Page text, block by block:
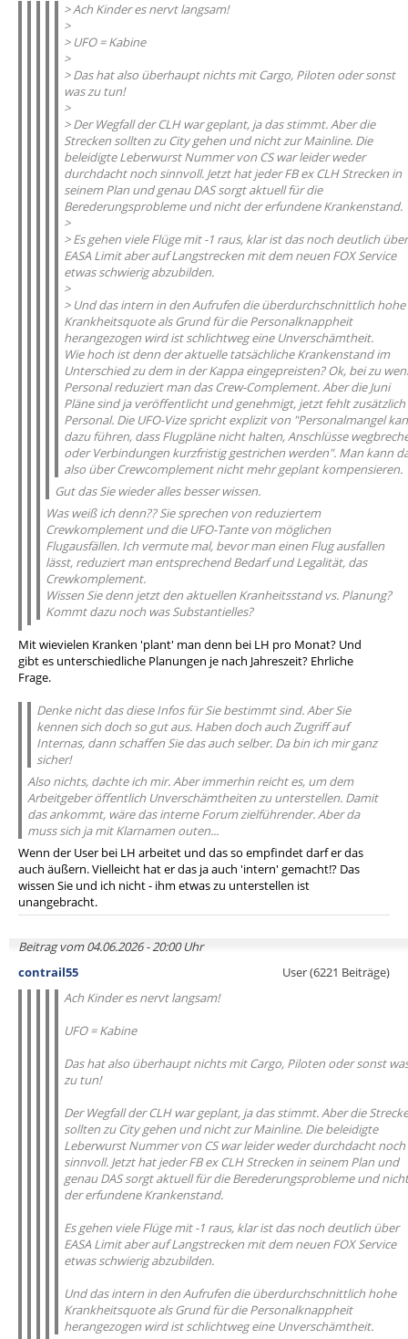
> Ach Kinder es nervt langsam!
>
> UFO = Kabine
>
> Das hat also überhaupt nichts mit Cargo, Piloten oder sonst
was zu tun!
>
> Der Wegfall der CLH war geplant, ja das stimmt. Aber die
Strecken sollten zu City gehen und nicht zur Mainline. Die
beleidigte Leberwurst Nummer von CS war leider weder
durchdacht noch sinnvoll. Jetzt hat jeder FB ex CLH Strecken in
seinem Plan und genau DAS sorgt aktuell für die
Berederungsprobleme und nicht der erfundene Krankenstand.
>
> Es gehen viele Flüge mit -1 raus, klar ist das noch deutlich über
EASA Limit aber auf Langstrecken mit dem neuen FOX Service
etwas schwierig abzubilden.
>
> Und das intern in den Aufrufen die überdurchschnittlich hohe
Krankheitsquote als Grund für die Personalknappheit
herangezogen wird ist schlichtweg eine Unverschämtheit.
Wie hoch ist denn der aktuelle tatsächliche Krankenstand im
Unterschied zu dem in der Kappa eingepreisten? Ok, bei zu
Personal reduziert man das Crew-Complement. Aber die Juni
Pläne sind ja veröffentlicht und genehmigt, jetzt fehlt zusätzlich
Personal. Die UFO-Vize spricht explizit von "Personalmangel
dazu führen, dass Flugpläne nicht halten, Anschlüsse
oder Verbindungen kurzfristig gestrichen werden". Man kann
also über Crewcomplement nicht mehr geplant kompensieren.
Gut das Sie wieder alles besser wissen.
Was weiß ich denn?? Sie sprechen von reduziertem
Crewkomplement und die UFO-Tante von möglichen
Flugausfällen. Ich vermute mal, bevor man einen Flug ausfallen
lässt, reduziert man entsprechend Bedarf und Legalität, das
Crewkomplement.
Wissen Sie denn jetzt den aktuellen Kranheitsstand vs. Planung?
Kommt dazu noch was Substantielles?
Mit wievielen Kranken 'plant' man denn bei LH pro Monat? Und
gibt es unterschiedliche Planungen je nach Jahreszeit? Ehrliche
Frage.
Denke nicht das diese Infos für Sie bestimmt sind. Aber Sie
kennen sich doch so gut aus. Haben doch auch Zugriff auf
Internas, dann schaffen Sie das auch selber. Da bin ich mir ganz
sicher!
Also nichts, dachte ich mir. Aber immerhin reicht es, um dem
Arbeitgeber öffentlich Unverschämtheiten zu unterstellen. Damit
das ankommt, wäre das interne Forum zielführender. Aber da
muss sich ja mit Klarnamen outen...
Wenn der User bei LH arbeitet und das so empfindet darf er das
auch äußern. Vielleicht hat er das ja auch 'intern' gemacht!? Das
wissen Sie und ich nicht - ihm etwas zu unterstellen ist
unangebracht.
Beitrag vom 04.06.2026 - 20:00 Uhr
contrail55
User (6221 Beiträge)
Ach Kinder es nervt langsam!
UFO = Kabine
Das hat also überhaupt nichts mit Cargo, Piloten oder sonst
zu tun!
Der Wegfall der CLH war geplant, ja das stimmt. Aber die
sollten zu City gehen und nicht zur Mainline. Die beleidigte
Leberwurst Nummer von CS war leider weder durchdacht noch
sinnvoll. Jetzt hat jeder FB ex CLH Strecken in seinem Plan und
genau DAS sorgt aktuell für die Berederungsprobleme und nicht
der erfundene Krankenstand.
Es gehen viele Flüge mit -1 raus, klar ist das noch deutlich über
EASA Limit aber auf Langstrecken mit dem neuen FOX Service
etwas schwierig abzubilden.
Und das intern in den Aufrufen die überdurchschnittlich hohe
Krankheitsquote als Grund für die Personalknappheit
herangezogen wird ist schlichtweg eine Unverschämtheit.